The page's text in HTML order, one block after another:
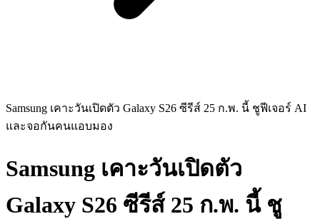
Samsung เคาะวันเปิดตัว Galaxy S26 ซีรีส์ 25 ก.พ. นี้ ชูฟีเจอร์ AI
และจอกันคนแอบมอง
Samsung เคาะวันเปิดตัว
Galaxy S26 ซีรีส์ 25 ก.พ. นี้ ชู